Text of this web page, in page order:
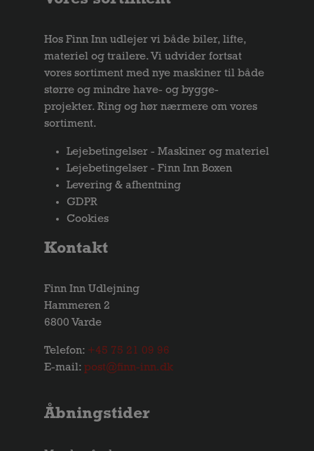
Hos Finn Inn udlejer vi både biler, lifte,
materiel og trailere. Vi udvider fortsat
vores sortiment med nye maskiner til både
større og mindre have- og bygge-
projekter. Ring og hør nærmere om vores
sortiment.
Lejebetingelser - Maskiner og materiel
Lejebetingelser - Finn Inn Boxen
Levering & afhentning
GDPR
Cookies
Kontakt
Finn Inn Udlejning
Hammeren 2
6800 Varde
Telefon: +45 75 21 09 96
E-mail: post@finn-inn.dk
Åbningstider